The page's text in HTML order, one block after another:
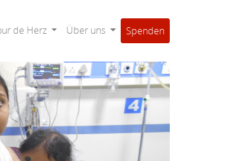
de Herz Über uns Spenden